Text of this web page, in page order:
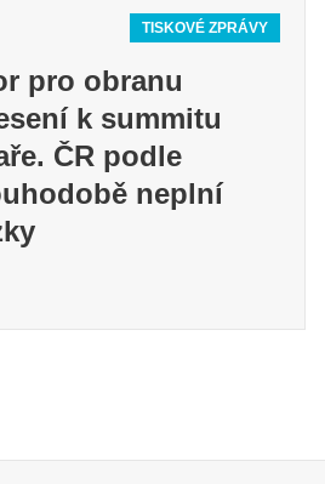
TISKOVÉ ZPRÁVY
pro obranu
k summitu
ČR podle
neplní